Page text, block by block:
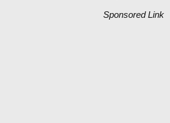
Sponsored Link